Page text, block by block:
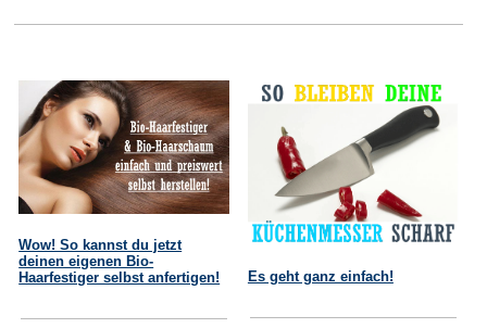
Wow! So kannst du jetzt
deinen eigenen Bio-
Haarfestiger selbst anfertigen!
Es geht ganz einfach!